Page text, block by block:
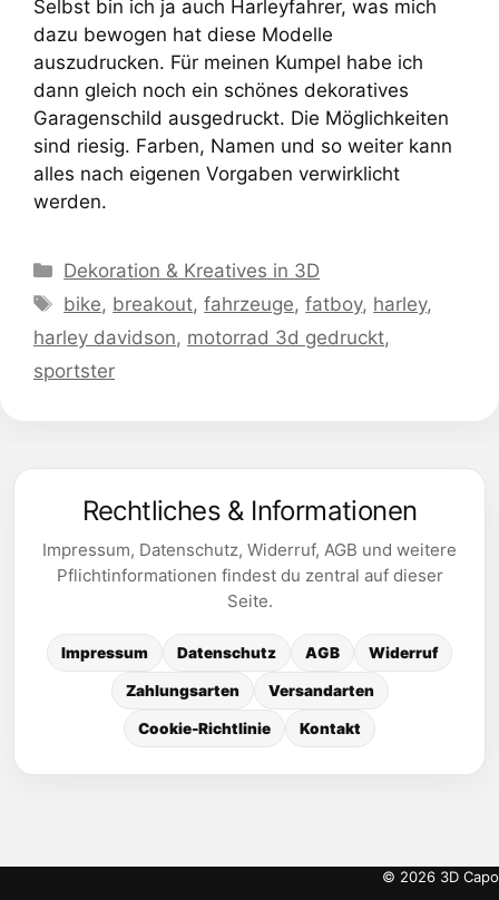
Selbst bin ich ja auch Harleyfahrer, was mich
dazu bewogen hat diese Modelle
auszudrucken. Für meinen Kumpel habe ich
dann gleich noch ein schönes dekoratives
Garagenschild ausgedruckt. Die Möglichkeiten
sind riesig. Farben, Namen und so weiter kann
alles nach eigenen Vorgaben verwirklicht
werden.
Kategorien
Dekoration & Kreatives in 3D
Schlagwörter
bike, breakout,fahrzeuge,fatboy, harley,
harley davidson, motorrad 3d gedruckt,
sportster
Rechtliches & Informationen
Impressum, Datenschutz, Widerruf, AGB und weitere
Pflichtinformationen findest du zentral auf dieser
Seite.
Impressum Datenschutz AGB Widerruf
Zahlungsarten Versandarten
Cookie-Richtlinie Kontakt